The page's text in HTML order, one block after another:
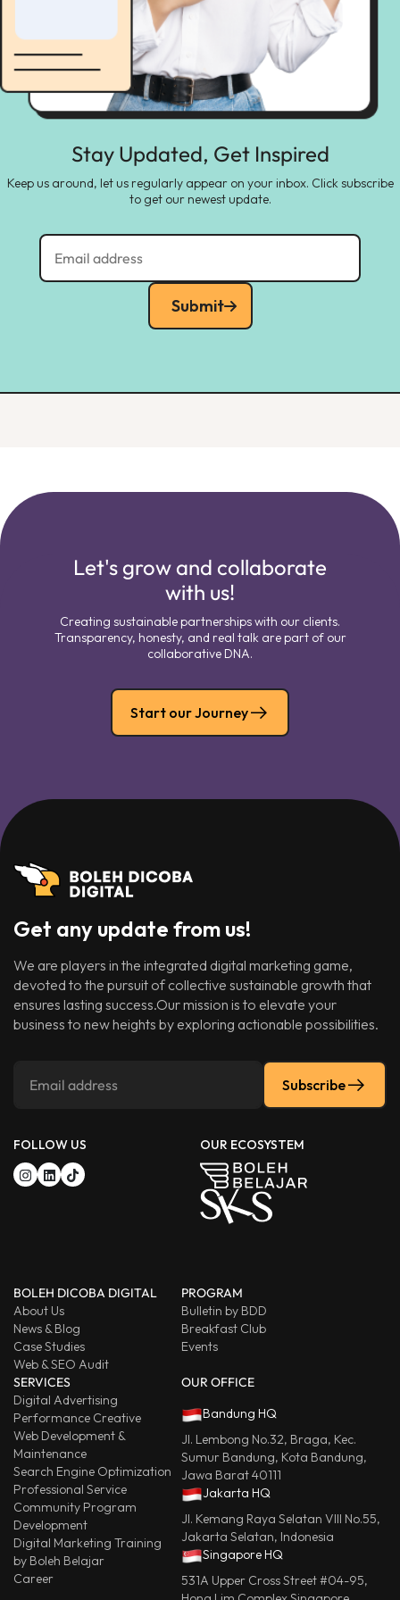
Stay Updated, Get Inspired
Keep us around, let us regularly appear on your inbox. Click subscribe
to get our newest update.
Submit
Let's grow and collaborate
with us!
Creating sustainable partnerships with our clients.
Transparency, honesty, and real talk are part of our
collaborative DNA.
Start our Journey
Get any update from us!
We are players in the integrated digital marketing game,
devoted to the pursuit of collective sustainable growth that
ensures lasting success.Our mission is to elevate your
business to new heights by exploring actionable possibilities.
Subscribe
FOLLOW US OUR ECOSYSTEM
BOLEH DICOBA DIGITAL
About Us
News & Blog
Case Studies
Web & SEO Audit
PROGRAM
Bulletin by BDD
Breakfast Club
Events
SERVICES
Digital Advertising
Performance Creative
Web Development &
Maintenance
Search Engine Optimization
Professional Service
Community Program
Development
Digital Marketing Training
by Boleh Belajar
Career
OUR OFFICE
Bandung HQ
Jl. Lembong No.32, Braga, Kec.
Sumur Bandung, Kota Bandung,
Jawa Barat 40111
Jakarta HQ
Jl. Kemang Raya Selatan VIII No.55,
Jakarta Selatan, Indonesia
Singapore HQ
531A Upper Cross Street #04-95,